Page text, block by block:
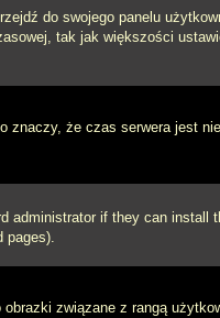
do swojego panelu
tak jak większości
że czas serwera jest
if they can install
pages).
związane z rangą